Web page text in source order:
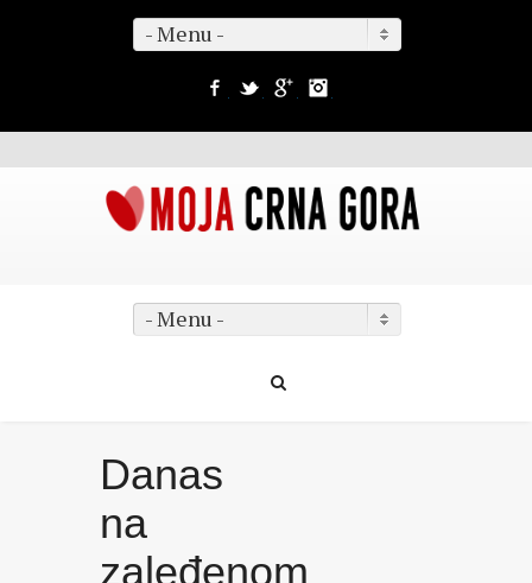
- Menu -
Facebook
TwitterGoogle+
- Menu -
Danas
na
zaleđenom